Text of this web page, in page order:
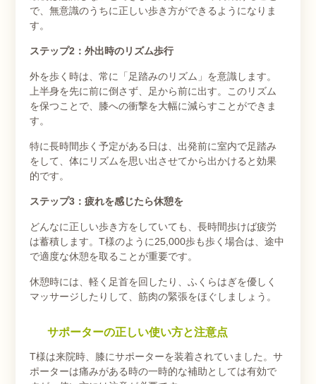
で、無意識のうちに正しい歩き方ができるようになりま
す。
ステップ2：外出時のリズム歩行
外を歩く時は、常に「足踏みのリズム」を意識します。
上半身を先に前に倒さず、足から前に出す。このリズム
を保つことで、膝への衝撃を大幅に減らすことができま
す。
特に長時間歩く予定がある日は、出発前に室内で足踏み
をして、体にリズムを思い出させてから出かけると効果
的です。
ステップ3：疲れを感じたら休憩を
どんなに正しい歩き方をしていても、長時間歩けば疲労
は蓄積します。T様のように25,000歩も歩く場合は、途中
で適度な休憩を取ることが重要です。
休憩時には、軽く足首を回したり、ふくらはぎを優しく
マッサージしたりして、筋肉の緊張をほぐしましょう。
サポーターの正しい使い方と注意点
T様は来院時、膝にサポーターを装着されていました。サ
ポーターは痛みがある時の一時的な補助としては有効で